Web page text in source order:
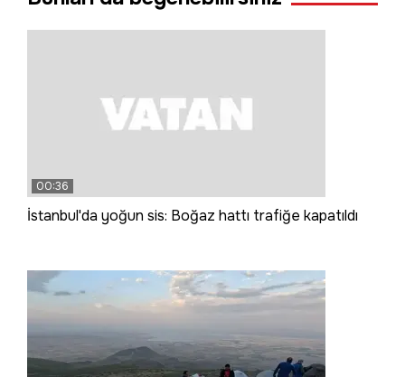
00:36
İstanbul'da yoğun sis: Boğaz hattı trafiğe kapatıldı